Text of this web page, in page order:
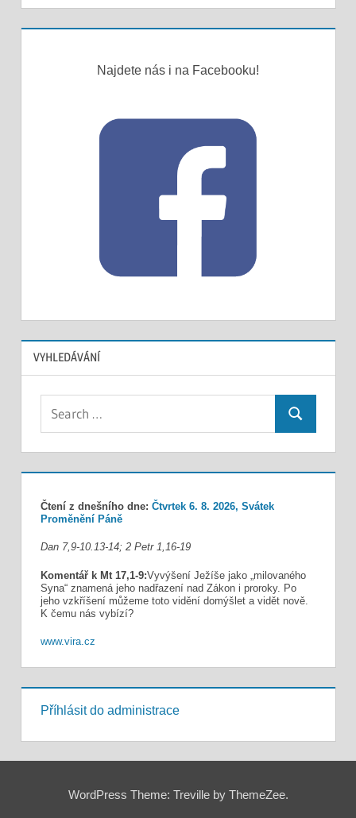
Najdete nás i na Facebooku!
VYHLEDÁVÁNÍ
Search
Čtení z dnešního dne: Čtvrtek 6. 8. 2026, Svátek
Proměnění Páně
Dan 7,9-10.13-14; 2 Petr 1,16-19
Komentář k Mt 17,1-9:Vyvýšení Ježíše jako „milovaného
Syna“ znamená jeho nadřazení nad Zákon i proroky. Po
jeho vzkříšení můžeme toto vidění domýšlet a vidět nově.
K čemu nás vybízí?
www.vira.cz
Příhlásit do administrace
WordPress Theme: Treville by ThemeZee.